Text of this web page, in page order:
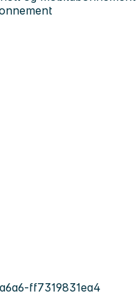
ff7319831ea4